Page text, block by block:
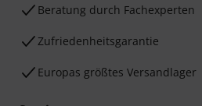
Beratung durch Fachexperten
Zufriedenheitsgarantie
Europas größtes Versandlager